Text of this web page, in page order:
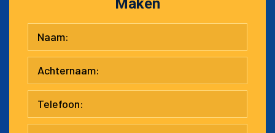
Maken